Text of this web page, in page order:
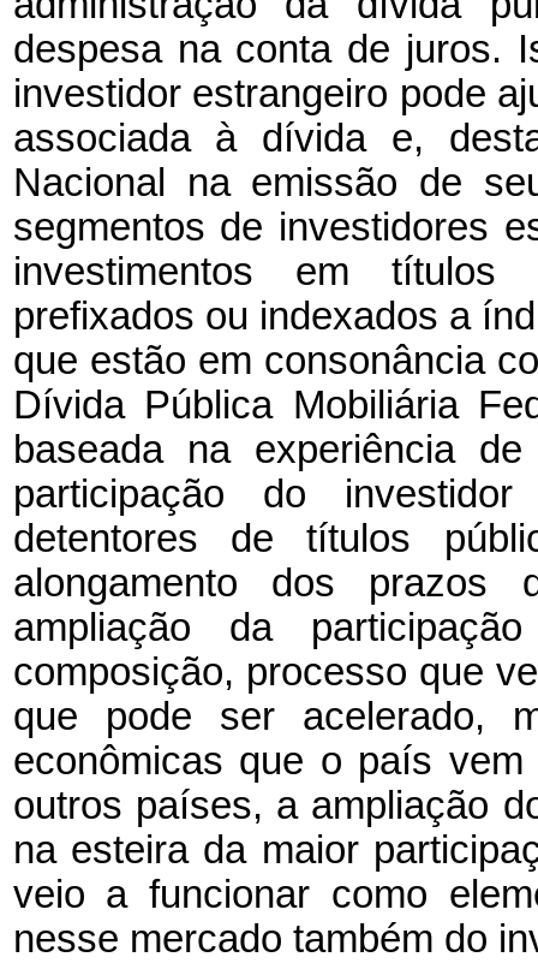
despesa na conta de juros.
investidor estrangeiro pode
associada à dívida e,
Nacional na emissão de
segmentos de investidores
investimentos em títulos
prefixados ou indexados a
que estão em consonância
Dívida Pública Mobiliária
baseada na experiência
participação do
detentores de títulos
alongamento dos
ampliação da
composição, processo que
que pode ser acelerado,
econômicas que o país
outros países, a ampliação
na esteira da maior
veio a funcionar como
nesse mercado também do